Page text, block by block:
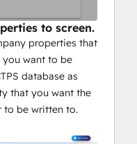
to screen.
properties that
you want to be
database as
that you want the
to be written to.